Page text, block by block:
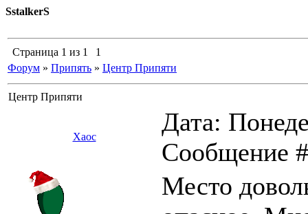
SstalkerS
Страница 1 из 1
1
Форум » Припять » Центр Припяти
Центр Припяти
Хаос
Дата:
Сообщение
Место